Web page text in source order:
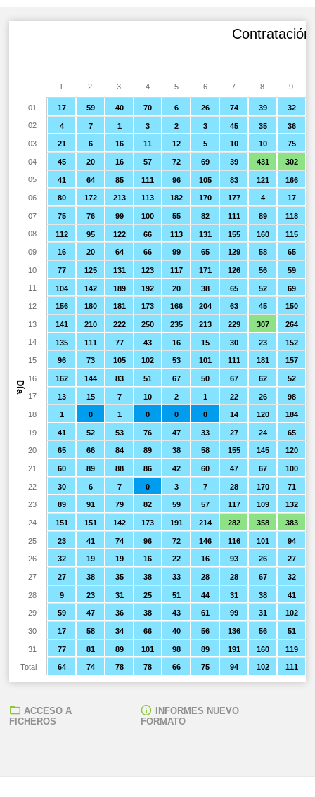
Día
17 59 40 70 6 26 74 39 32
4 7 1 3 2 3 45 35 36
21 6 16 11 12 5 10 10 75
45 20 16 57 72 69 39 431 302
41 64 85 111 96 105 83 121 166
80 172 213 113 182 170 177 4 17
75 76 99 100 55 82 111 89 118
112 95 122 66 113 131 155 160 115
16 20 64 66 99 65 129 58 65
77 125 131 123 117 171 126 56 59
104 142 189 192 20 38 65 52 69
156 180 181 173 166 204 63 45 150
141 210 222 250 235 213 229 307 264
135 111 77 43 16 15 30 23 152
96 73 105 102 53 101 111 181 157
162 144 83 51 67 50 67 62 52
13 15 7 10 2 1 22 26 98
1 0 1 0 0 0 14 120 184
41 52 53 76 47 33 27 24 65
65 66 84 89 38 58 155 145 120
60 89 88 86 42 60 47 67 100
30 6 7 0 3 7 28 170 71
89 91 79 82 59 57 117 109 132
151 151 142 173 191 214 282 358 383
23 41 74 96 72 146 116 101 94
32 19 19 16 22 16 93 26 27
27 38 35 38 33 28 28 67 32
9 23 31 25 51 44 31 38 41
59 47 36 38 43 61 99 31 102
17 58 34 66 40 56 136 56 51
77 81 89 101 98 89 191 160 119
64 74 78 78 66 75 94 102 111
1 2 3 4 5 6 7 8 9
01
02
03
04
05
06
07
08
09
10
11
12
13
14
15
16
17
18
19
20
21
22
23
24
25
26
27
28
29
30
31
Total
ACCESO A
FICHEROS
INFORMES NUEVO
FORMATO